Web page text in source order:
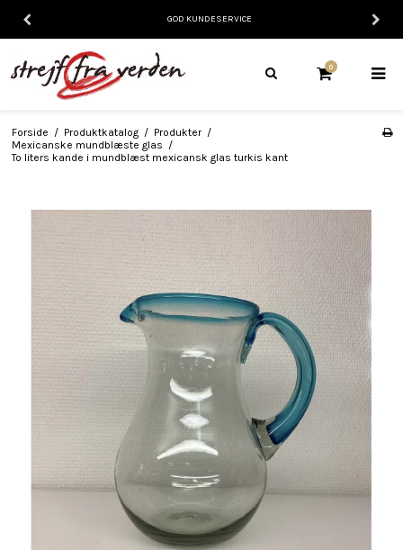
GOD KUNDESERVICE
0
Forside / Produktkatalog / Produkter /
Mexicanske mundblæste glas /
To liters kande i mundblæst mexicansk glas turkis kant